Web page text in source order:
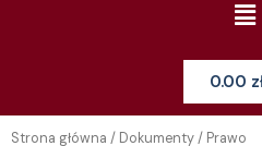
0.00
Strona główna / Dokumenty/ Prawo